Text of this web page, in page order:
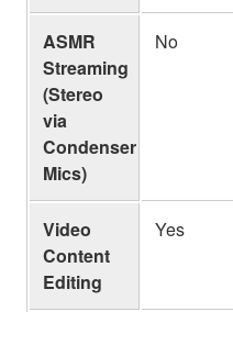
ASMR
Streaming
(Stereo
via
Condenser
Mics)
No
Video
Content
Editing
Yes